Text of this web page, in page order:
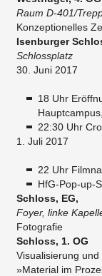
Raum D-401/
Konzeptionelles
Isenburger
Schlossplatz
30. Juni 2017
18 Uhr
22:30 Uhr
1. Juli 2017
22 Uhr
HfG-Pop-up-
Schloss, EG,
Foyer, linke
Fotografie
Schloss, 1. OG
Visualisierung
»Material im